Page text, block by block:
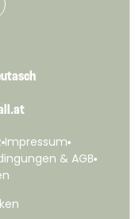
Impressum
& AGB